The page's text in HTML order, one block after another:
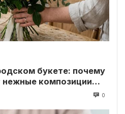
букете: почему
нежные композиции
0